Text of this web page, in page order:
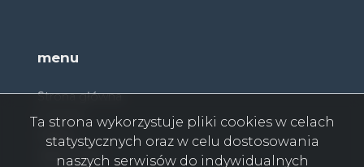
menu
Strona główna
O firmie
Oferty
Zgłoszenia
Ta strona wykorzystuje pliki cookies w celach
statystycznych oraz w celu dostosowania
naszych serwisów do indywidualnych